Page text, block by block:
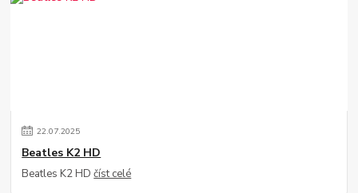
22.07.2025
Beatles K2 HD
Beatles K2 HDčíst celé